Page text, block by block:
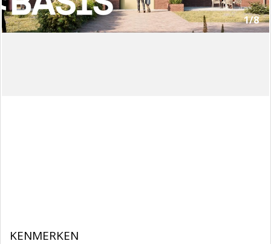
Login
1/8
KENMERKEN